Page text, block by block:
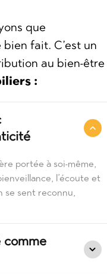
que
fait. C’est un
au bien-être
:
portée à soi-même,
l’écoute et
se sent reconnu,
comme